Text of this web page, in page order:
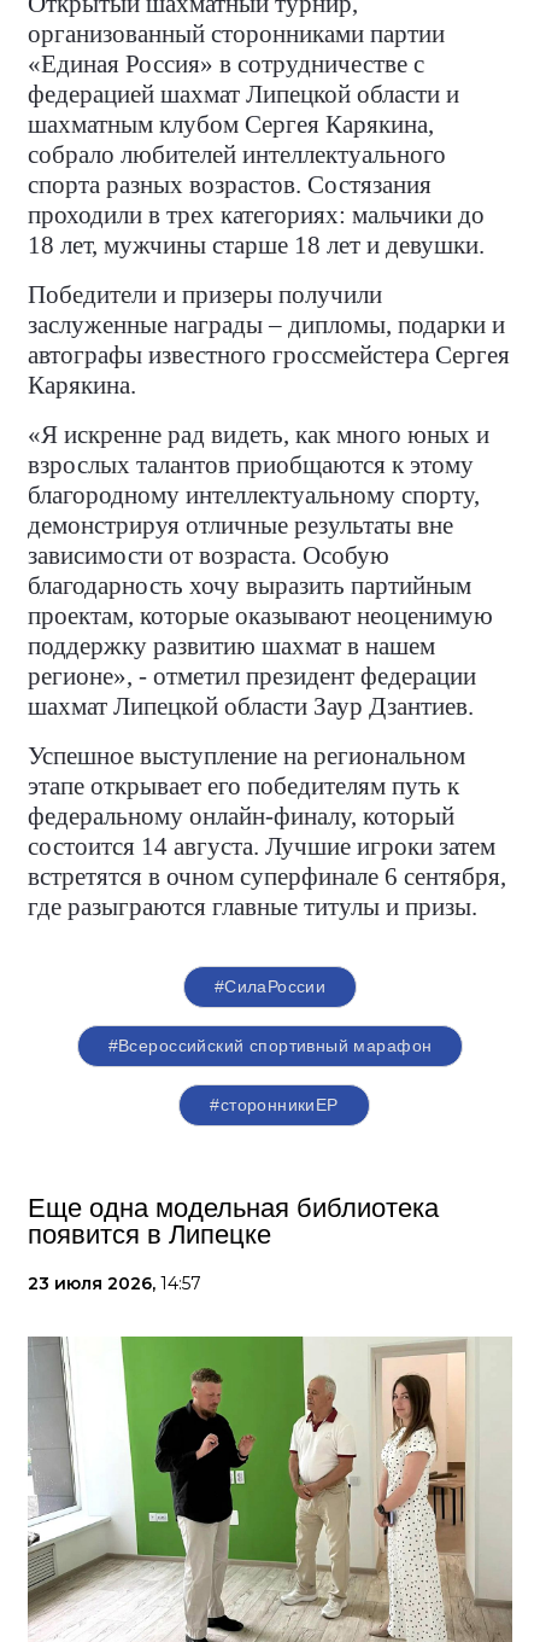
организованный сторонниками партии
«Единая Россия» в сотрудничестве с
федерацией шахмат Липецкой области и
шахматным клубом Сергея Карякина,
собрало любителей интеллектуального
спорта разных возрастов. Состязания
проходили в трех категориях: мальчики до
18 лет, мужчины старше 18 лет и девушки.
Победители и призеры получили
заслуженные награды – дипломы, подарки и
автографы известного гроссмейстера Сергея
Карякина.
«Я искренне рад видеть, как много юных и
взрослых талантов приобщаются к этому
благородному интеллектуальному спорту,
демонстрируя отличные результаты вне
зависимости от возраста. Особую
благодарность хочу выразить партийным
проектам, которые оказывают неоценимую
поддержку развитию шахмат в нашем
регионе», - отметил президент федерации
шахмат Липецкой области Заур Дзантиев.
Успешное выступление на региональном
этапе открывает его победителям путь к
федеральному онлайн-финалу, который
состоится 14 августа. Лучшие игроки затем
встретятся в очном суперфинале 6 сентября,
где разыграются главные титулы и призы.
#СилаРоссии
#Всероссийский спортивный марафон
#сторонникиЕР
Еще одна модельная библиотека
появится в Липецке
23 июля 2026, 14:57